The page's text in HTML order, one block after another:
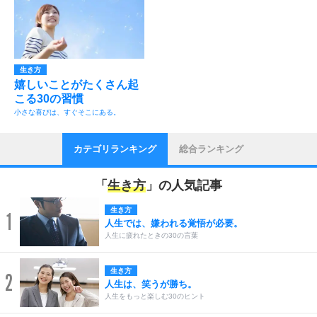
生き方
嬉しいことがたくさん起
こる30の習慣
小さな喜びは、すぐそこにある。
カテゴリランキング 総合ランキング
「 生き方 」の人気記事
1 生き方
人生では、嫌われる覚悟が必要。
人生に疲れたときの30の言葉
2 生き方
人生は、笑うが勝ち。
人生をもっと楽しむ30のヒント